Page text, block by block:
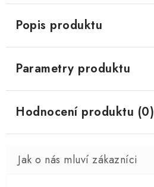
Popis produktu
Parametry produktu
Hodnocení produktu (0)